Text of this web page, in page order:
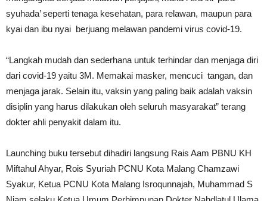
syuhada’ seperti tenaga kesehatan, para relawan, maupun para
kyai dan ibu nyai berjuang melawan pandemi virus covid-19.
“Langkah mudah dan sederhana untuk terhindar dan menjaga diri
dari covid-19 yaitu 3M. Memakai masker, mencuci tangan, dan
menjaga jarak. Selain itu, vaksin yang paling baik adalah vaksin
disiplin yang harus dilakukan oleh seluruh masyarakat” terang
dokter ahli penyakit dalam itu.
Launching buku tersebut dihadiri langsung Rais Aam PBNU KH
Miftahul Ahyar, Rois Syuriah PCNU Kota Malang Chamzawi
Syakur, Ketua PCNU Kota Malang Isroqunnajah, Muhammad S